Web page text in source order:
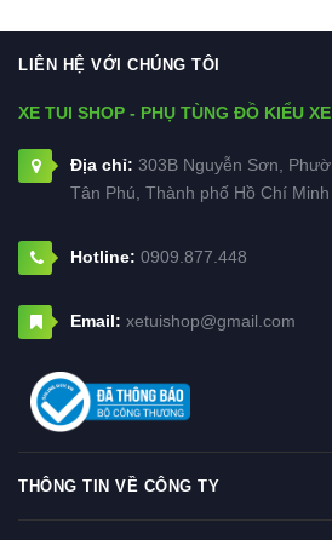
LIÊN HỆ VỚI CHÚNG TÔI
XE TUI SHOP - PHỤ TÙNG ĐỒ KIỂU
Địa chỉ: 303B Nguyễn Sơn,
Tân Phú, Thành phố Hồ Chí Minh
Hotline: 0909.877.448
Email: xetuishop@gmail.com
THÔNG TIN VỀ CÔNG TY